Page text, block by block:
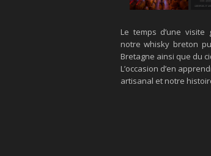
Le temps d’une
notre whisky breton
Bretagne ainsi que du
L’occasion d’en
artisanal et notre